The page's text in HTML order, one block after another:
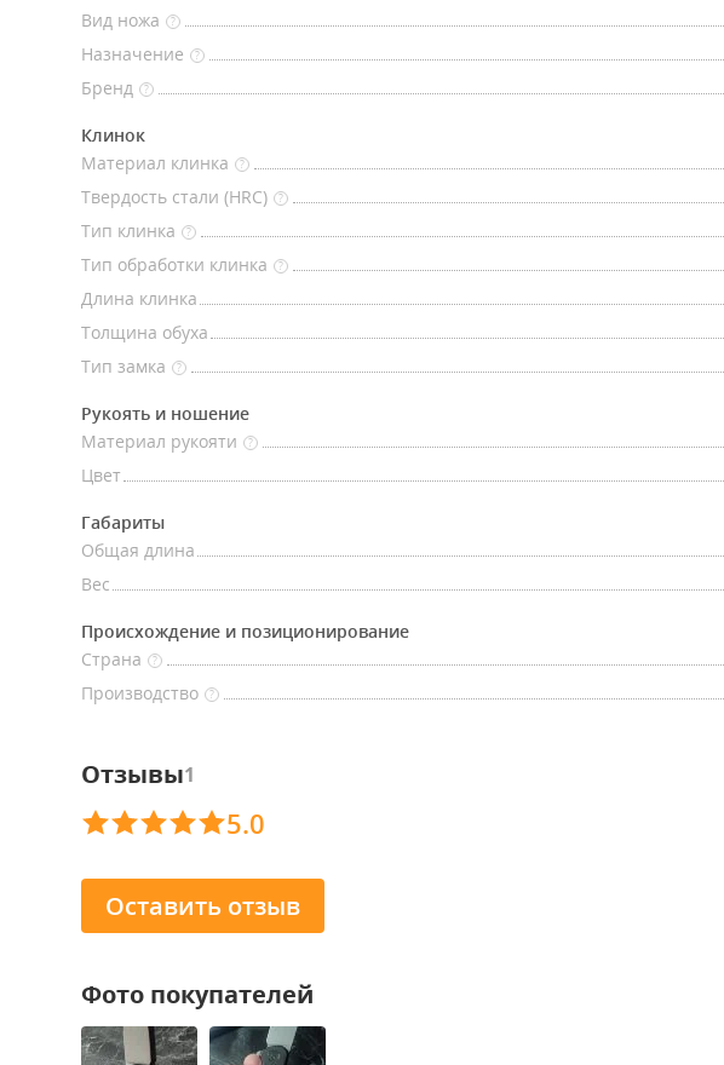
Вид ножа ?
Назначение ?
Бренд ?
Клинок
Материал клинка
?
Твердость стали (HRC) ?
Тип клинка
?
Тип обработки клинка ?
Длина клинка
Толщина обуха
Тип замка
?
Рукоять и ношение
Материал рукояти
?
Цвет
Габариты
Общая длина
Вес
Происхождение и позиционирование
Страна
?
Производство
?
Отзывы1
5.0
Оставить отзыв
Фото покупателей